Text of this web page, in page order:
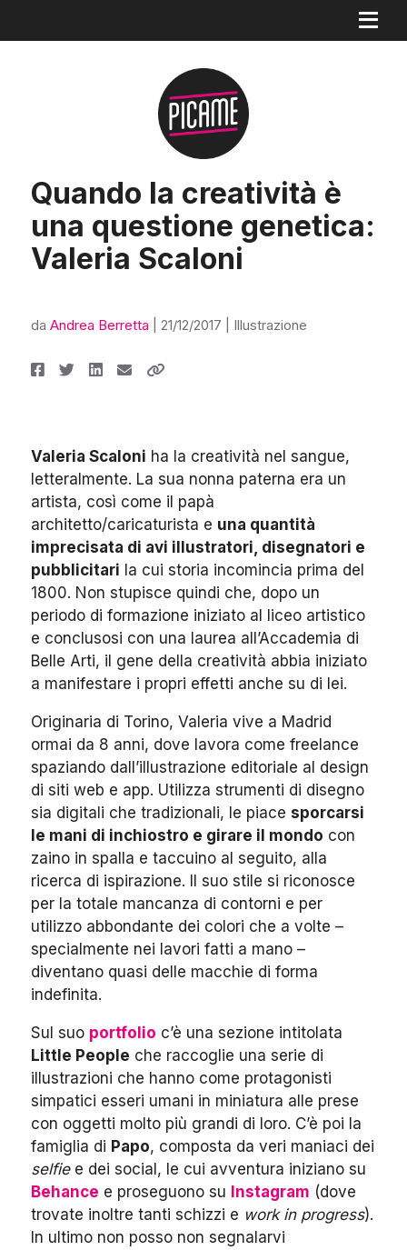
Quando la creatività è
una questione genetica:
Valeria Scaloni
da Andrea Berretta 21/12/2017 Illustrazione
Valeria Scaloni ha la creatività nel sangue,
letteralmente. La sua nonna paterna era un
artista, così come il papà
architetto/caricaturista e una quantità
imprecisata di avi illustratori, disegnatori e
pubblicitari la cui storia incomincia prima del
1800. Non stupisce quindi che, dopo un
periodo di formazione iniziato al liceo artistico
e conclusosi con una laurea all’Accademia di
Belle Arti, il gene della creatività abbia iniziato
a manifestare i propri effetti anche su di lei.
Originaria di Torino, Valeria vive a Madrid
ormai da 8 anni, dove lavora come freelance
spaziando dall’illustrazione editoriale al design
di siti web e app. Utilizza strumenti di disegno
sia digitali che tradizionali, le piace sporcarsi
le mani di inchiostro e girare il mondo con
zaino in spalla e taccuino al seguito, alla
ricerca di ispirazione. Il suo stile si riconosce
per la totale mancanza di contorni e per
utilizzo abbondante dei colori che a volte –
specialmente nei lavori fatti a mano –
diventano quasi delle macchie di forma
indefinita.
Sul suo portfolio c’è una sezione intitolata
Little People che raccoglie una serie di
illustrazioni che hanno come protagonisti
simpatici esseri umani in miniatura alle prese
con oggetti molto più grandi di loro. C’è poi la
famiglia di Papo, composta da veri maniaci dei
selfiee dei social, le cui avventura iniziano su
Behance e proseguono su Instagram (dove
trovate inoltre tanti schizzi e work in progress).
In ultimo non posso non segnalarvi